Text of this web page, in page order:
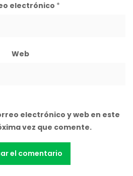
electrónico *
Web
electrónico y web en este
vez que comente.